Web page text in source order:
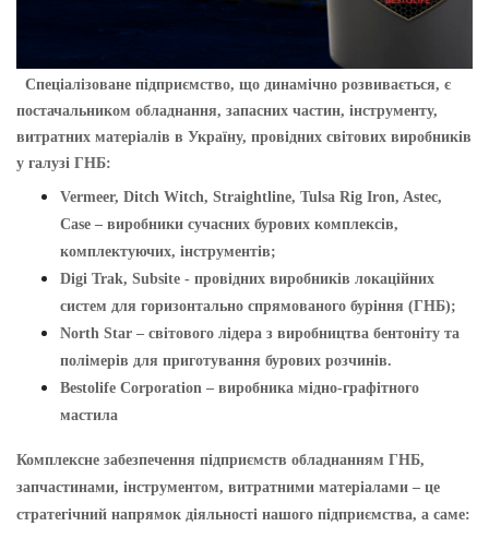
Cпеціалізоване підприємство, що динамічно розвивається, є
постачальником обладнання, запасних частин, інструменту,
витратних матеріалів в Україну, провідних світових виробників
у галузі ГНБ:
Vermeer, Ditch Witch, Straightline, Tulsa Rig Iron, Astec,
Case – виробники сучасних бурових комплексів,
комплектуючих, інструментів;
Digi Trak, Subsite - провідних виробників локаційних
систем для горизонтально спрямованого буріння (ГНБ);
North Star – світового лідера з виробництва бентоніту та
полімерів для приготування бурових розчинів.
Bestolife Corporation – виробника мідно-графітного
мастила
Комплексне забезпечення підприємств обладнанням ГНБ,
запчастинами, інструментом, витратними матеріалами – це
стратегічний напрямок діяльності нашого підприємства, а саме: